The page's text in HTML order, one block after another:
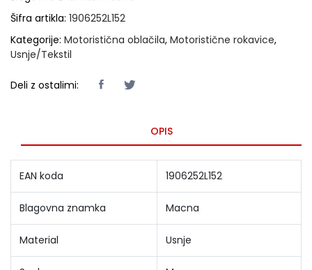
Šifra artikla: 1906252L152
Kategorije: Motoristična oblačila, Motoristične rokavice,
Usnje/Tekstil
Deli z ostalimi:
OPIS
EAN koda 1906252L152
Blagovna znamka Macna
Material Usnje